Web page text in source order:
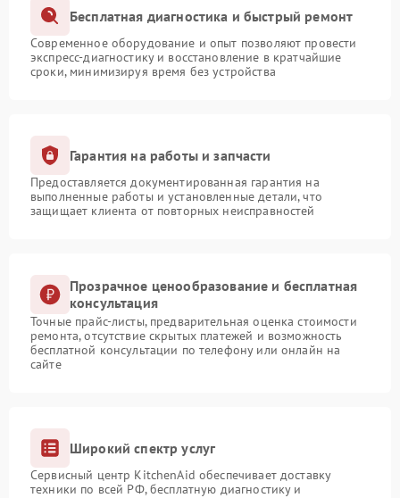
Бесплатная диагностика и быстрый ремонт
Современное оборудование и опыт позволяют провести
экспресс-диагностику и восстановление в кратчайшие
сроки, минимизируя время без устройства
Гарантия на работы и запчасти
Предоставляется документированная гарантия на
выполненные работы и установленные детали, что
защищает клиента от повторных неисправностей
Прозрачное ценообразование и бесплатная
консультация
Точные прайс-листы, предварительная оценка стоимости
ремонта, отсутствие скрытых платежей и возможность
бесплатной консультации по телефону или онлайн на
сайте
Широкий спектр услуг
Сервисный центр KitchenAid обеспечивает доставку
техники по всей РФ, бесплатную диагностику и